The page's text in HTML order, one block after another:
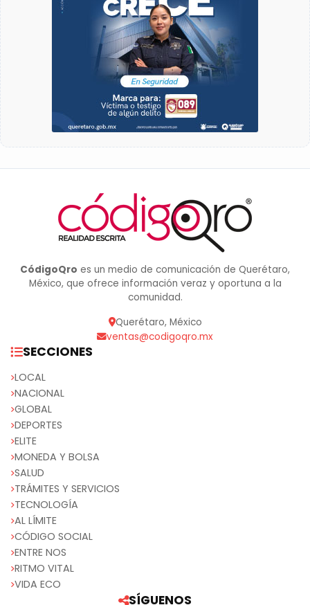
CódigoQro es un medio de comunicación de Querétaro,
México, que ofrece información veraz y oportuna a la
comunidad.
Querétaro, México
ventas@codigoqro.mx
SECCIONES
LOCAL
NACIONAL
GLOBAL
DEPORTES
ELITE
MONEDA Y BOLSA
SALUD
TRÁMITES Y SERVICIOS
TECNOLOGÍA
AL LÍMITE
CÓDIGO SOCIAL
ENTRE NOS
RITMO VITAL
VIDA ECO
SÍGUENOS